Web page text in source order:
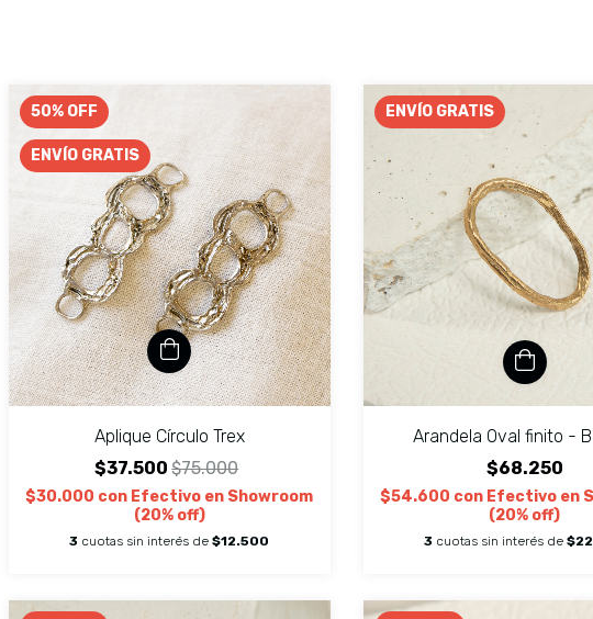
50% OFF
ENVÍO GRATIS
Aplique Círculo Trex
$37.500$75.000
$30.000 con Efectivo en Showroom
(20% off)
3 cuotas sin interés de$12.500
ENVÍO GRATIS
Arandela Oval finito -
$68.250
$54.600 con Efectivo en
(20% off)
3 cuotas sin interés de